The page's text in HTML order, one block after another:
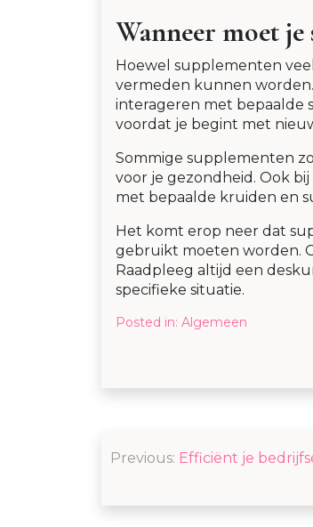
Wanneer moet
Hoewel supplementen
vermeden kunnen
interageren met bepaalde
voordat je begint met
Sommige supplementen
voor je gezondheid. Ook
met bepaalde kruiden en
Het komt erop neer dat
gebruikt moeten worden.
Raadpleeg altijd een
specifieke situatie.
Posted in: Algemeen
Post
Previous: Efficiënt je